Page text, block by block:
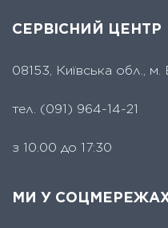
СЕРВІСНИЙ ЦЕНТР
08153, Київська обл.,
тел. (091) 964-14-21
з 10.00 до 17:30
МИ У